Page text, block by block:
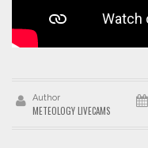
Author
METEOLOGY LIVECAMS